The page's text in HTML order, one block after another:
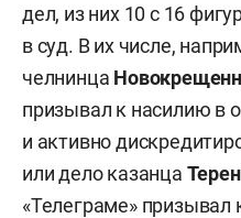
дел, из них 10 с 16
в суд. В их числе,
челнинца
призывал к насилию в
и активно
или дело казанца
«Телеграме» призывал